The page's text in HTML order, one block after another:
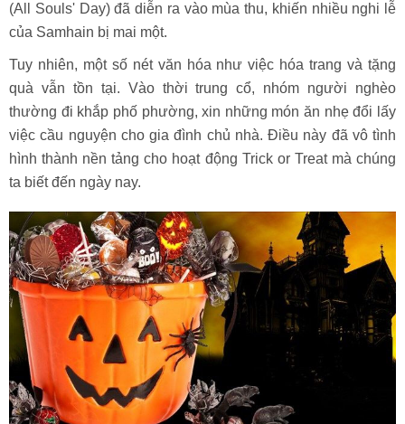
(All Souls' Day) đã diễn ra vào mùa thu, khiến nhiều nghi lễ
của Samhain bị mai một.
Tuy nhiên, một số nét văn hóa như việc hóa trang và tặng
quà vẫn tồn tại. Vào thời trung cổ, nhóm người nghèo
thường đi khắp phố phường, xin những món ăn nhẹ đổi lấy
việc cầu nguyện cho gia đình chủ nhà. Điều này đã vô tình
hình thành nền tảng cho hoạt động Trick or Treat mà chúng
ta biết đến ngày nay.